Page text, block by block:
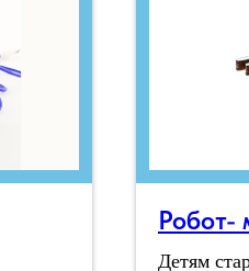
Робот-
Детям